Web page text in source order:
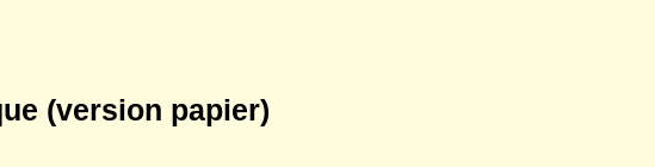
(version papier)